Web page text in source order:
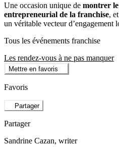
Une occasion unique de montrer
entrepreneurial de la franchise,
un véritable vecteur d’engagement
Tous les événements franchise
Les rendez-vous à ne pas manquer
Mettre en favoris
Favoris
Partager
Partager
Sandrine Cazan, writer